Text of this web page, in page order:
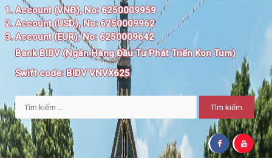
Account (VNĐ), No: 6250009959
Account (USD), No: 6250009962
Account (EUR), No: 6250009642
Bank BIDV (Ngân Hàng Đầu Tư Phát Triển Kon Tum)
Swift code:BIDV VNVX625
Tìm
kiếm
cho: